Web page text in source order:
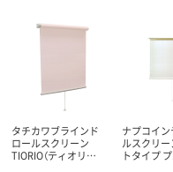
タチカワブラインド
ロールスクリーン
TIORIO（ティオリ…
ナプコイ
ルスクリ
トタイプ